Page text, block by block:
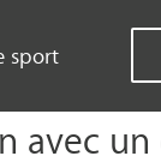
sport
avec